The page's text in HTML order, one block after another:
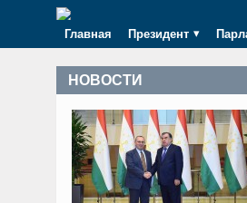
Главная Президент
НОВОСТИ